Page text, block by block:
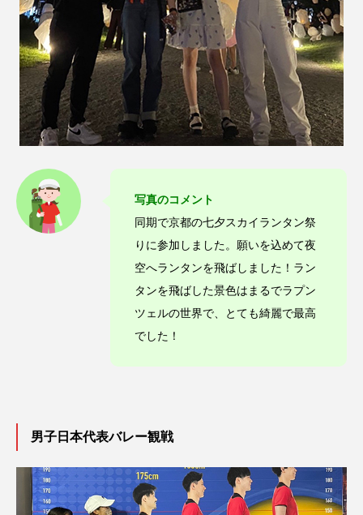
写真のコメント
同期で京都の七夕スカイランタン祭
りに参加しました。願いを込めて夜
空へランタンを飛ばしました！ラン
タンを飛ばした景色はまるでラプン
ツェルの世界で、とても綺麗で最高
でした！
男子日本代表バレー観戦